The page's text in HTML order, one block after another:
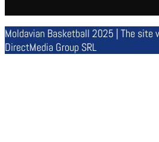
Moldavian Basketball 2025 | The site
DirectMedia Group SRL